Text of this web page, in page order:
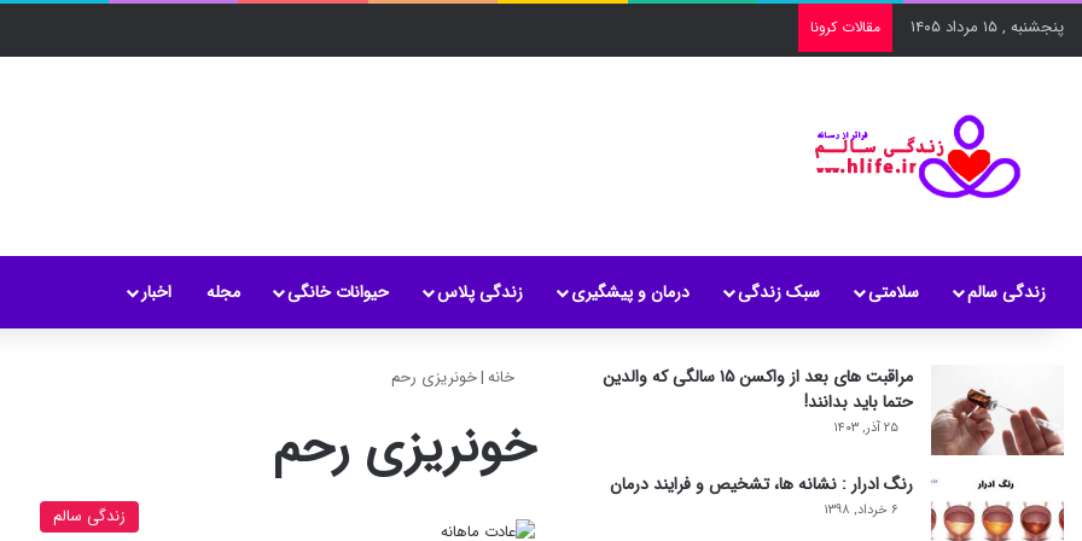
پنجشنبه , ۱۵ مرداد ۱۴۰۵ مقالات کرونا
زندگی سالم سلامتی سبک زندگی درمان و پیشگیری زندگی پلاس حیوانات خانگی مجله اخبار
خانه|خونریزی رحم
خونریزی رحم
زندگی سالم
مراقبت های بعد از واکسن ۱۵ سالگی که والدین
حتما باید بدانند!
۲۵ آذر, ۱۴۰۳
رنگ ادرار : نشانه ها، تشخیص و فرایند درمان
۶ خرداد, ۱۳۹۸